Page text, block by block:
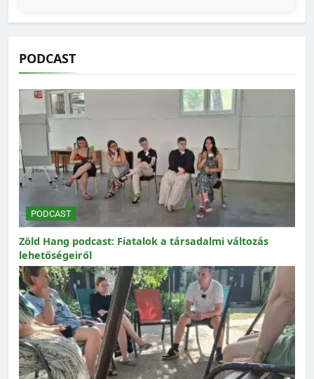
PODCAST
PODCAST
Zöld Hang podcast: Fiatalok a társadalmi változás
lehetőségeiről